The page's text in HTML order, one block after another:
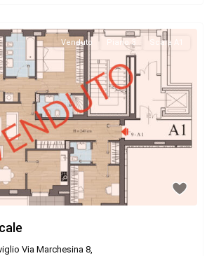
Venduto Piano 3 Scala A1
Via Marchesina 8,